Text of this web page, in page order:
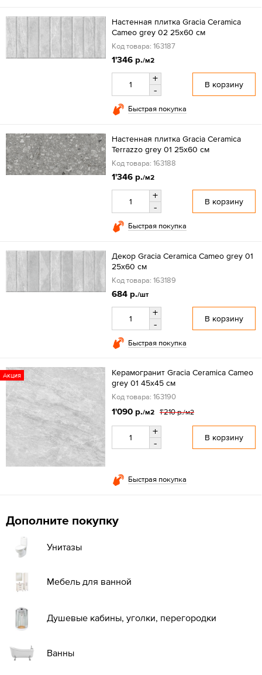
Настенная плитка Gracia Ceramica
Cameo grey 02 25x60 см
Код товара: 163187
1'346 р./м2
+
-
В корзину
Быстрая покупка
Настенная плитка Gracia Ceramica
Terrazzo grey 01 25x60 см
Код товара: 163188
1'346 р./м2
+
-
В корзину
Быстрая покупка
Декор Gracia Ceramica Cameo grey 01
25x60 см
Код товара: 163189
684 р./шт
+
-
В корзину
Быстрая покупка
Акция
Керамогранит Gracia Ceramica Cameo
grey 01 45x45 см
Код товара: 163190
1'090 р./м2 1'210 р./м2
+
-
В корзину
Быстрая покупка
Дополните покупку
Унитазы
Мебель для ванной
Душевые кабины, уголки, перегородки
Ванны